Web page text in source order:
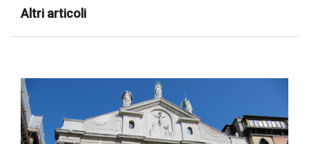
Altri articoli
196/03
avvenuta con
successo!